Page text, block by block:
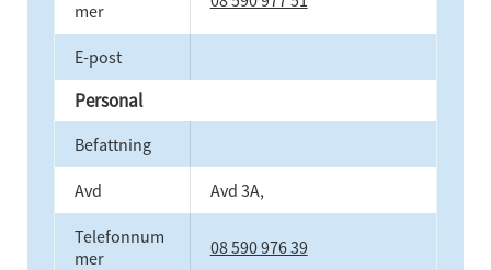
mer
E-post
Personal
Befattning
Avd Avd 3A,
Telefonnum
mer
08 590 976 39